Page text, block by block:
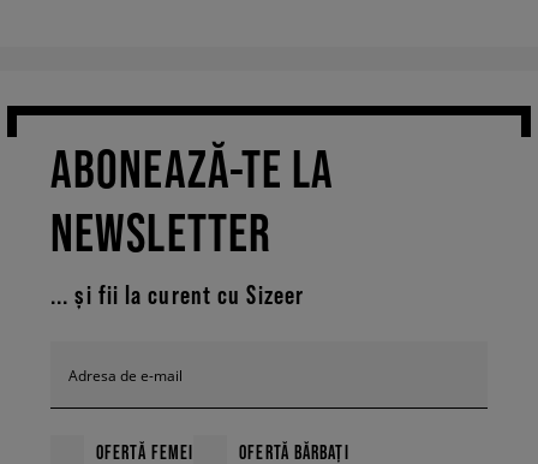
ABONEAZĂ-TE LA
NEWSLETTER
... și fii la curent cu Sizeer
Adresa de e-mail
OFERTĂ FEMEI OFERTĂ BĂRBAȚI